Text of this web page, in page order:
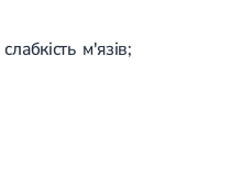
м'язів;